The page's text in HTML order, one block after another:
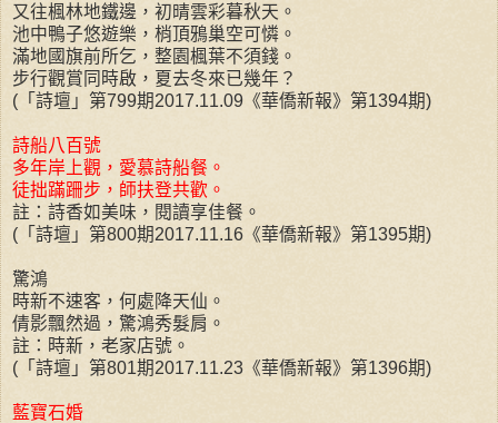
又往楓林地鐵邊，初晴雲彩暮秋天。
池中鴨子悠遊樂，梢頂鴉巢空可憐。
滿地國旗前所乞，整園楓葉不須錢。
步行觀賞同時啟，夏去冬來已幾年？
(「詩壇」第799期2017.11.09《華僑新報》第1394期)
詩船八百號
多年岸上觀，愛慕詩船餐。
徒拙蹣跚步，師扶登共歡。
註：詩香如美味，閱讀享佳餐。
(「詩壇」第800期2017.11.16《華僑新報》第1395期)
驚鴻
時新不速客，何處降天仙。
倩影飄然過，驚鴻秀髮肩。
註：時新，老家店號。
(「詩壇」第801期2017.11.23《華僑新報》第1396期)
藍寶石婚